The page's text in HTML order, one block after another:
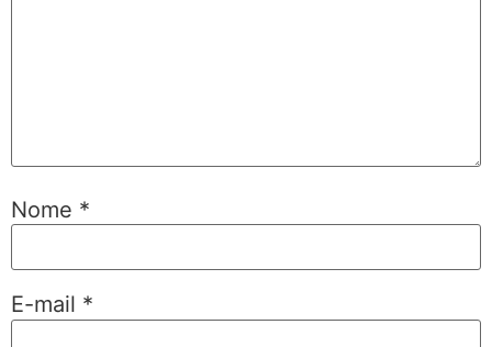
Nome *
E-mail *